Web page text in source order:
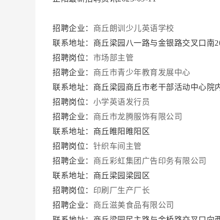
招聘企业： 商丘朗训少儿英语学校
联系地址：商丘梁园八一路与金银路交叉口南
招聘岗位： 市场部主管
招聘企业： 商丘市青少年教育发展中心
联系地址：商丘梁园商丘市老干部活动中心院
招聘岗位： 小学英语发行员
招聘企业： 商丘市龙腾服饰有限公司
联系地址：商丘睢阳睢阳区
招聘岗位： 针织车间主管
招聘企业： 商丘彩虹集团广告印务有限公司
联系地址：商丘梁园梁园区
招聘岗位： 印刷厂生产厂长
招聘企业： 商丘滋美食品有限公司